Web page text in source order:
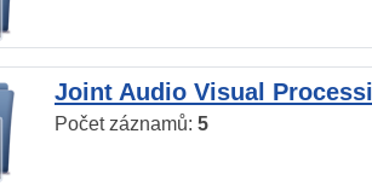
Joint Audio Visual
Počet záznamů: 5